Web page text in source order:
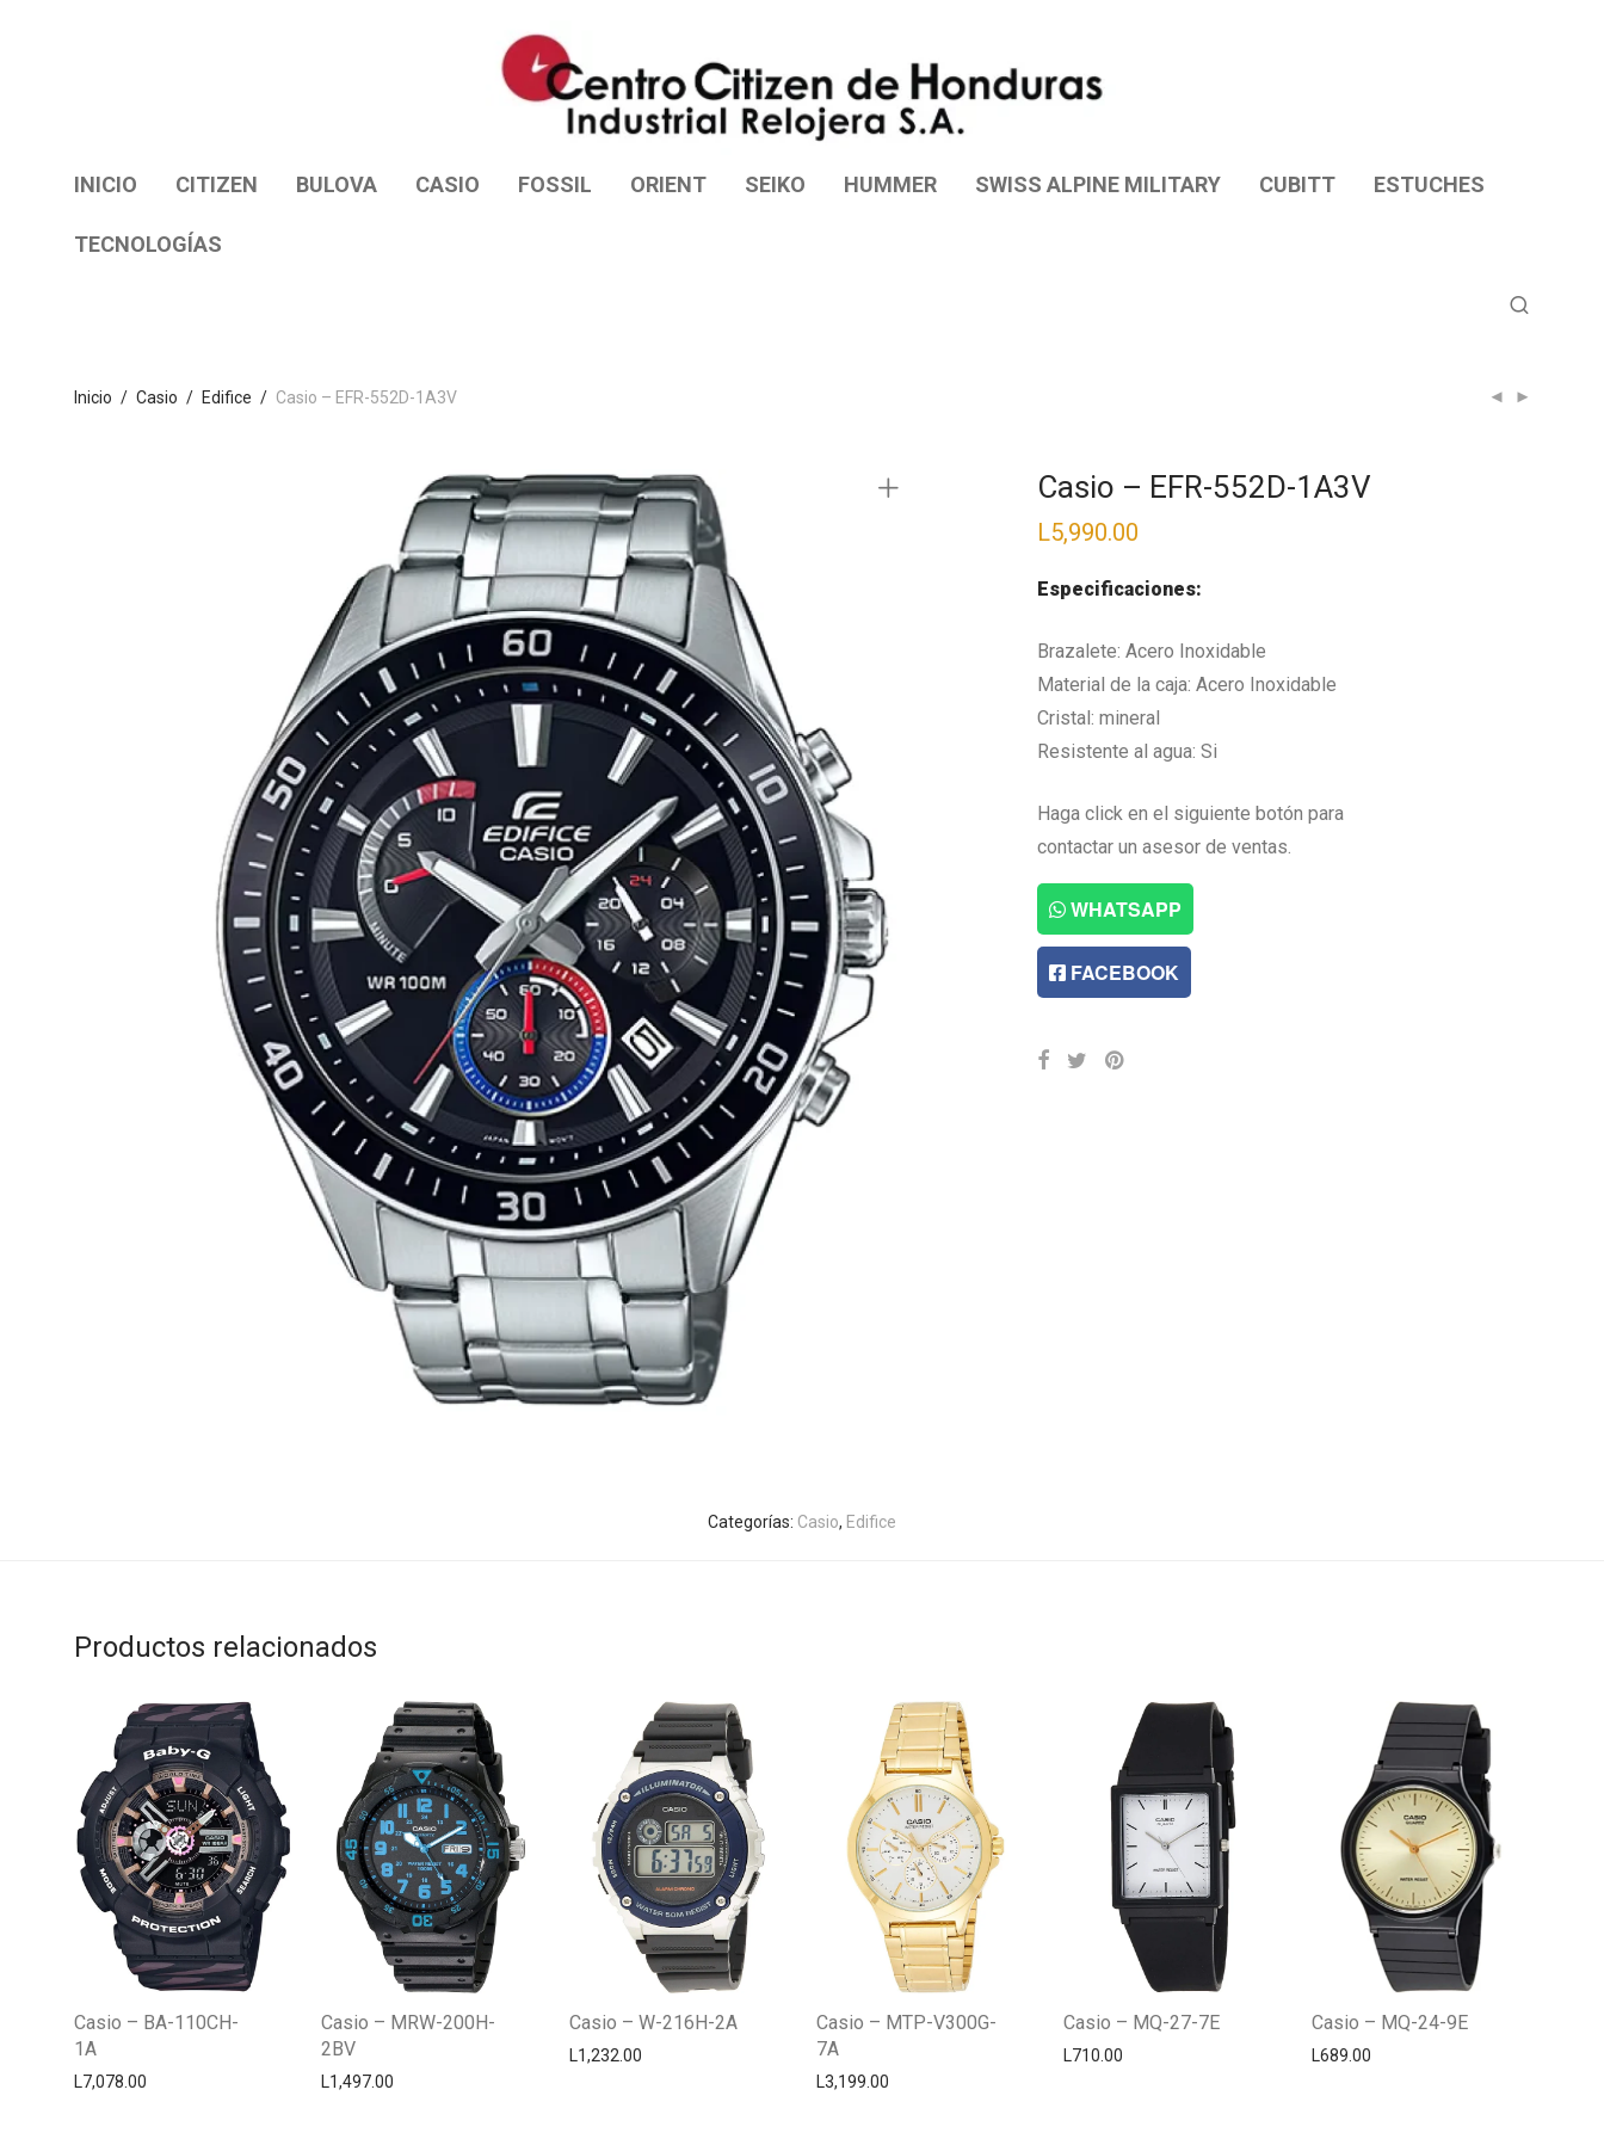
INICIO CITIZEN BULOVA CASIO FOSSIL ORIENT SEIKO HUMMER SWISS ALPINE MILITARY CUBITT ESTUCHES
TECNOLOGÍAS
Inicio / Casio / Edifice / Casio – EFR-552D-1A3V
Casio – EFR-552D-1A3V
L5,990.00
Especificaciones:
Brazalete: Acero Inoxidable
Material de la caja: Acero Inoxidable
Cristal: mineral
Resistente al agua: Si
Haga click en el siguiente botón para
contactar un asesor de ventas.
WHATSAPP
FACEBOOK
Categorías: Casio, Edifice
Productos relacionados
Casio – BA-110CH-
1A
L7,078.00
Casio – MRW-200H-
2BV
L1,497.00
Casio – W-216H-2A
L1,232.00
Casio – MTP-V300G-
7A
L3,199.00
Casio – MQ-27-7E
L710.00
Casio – MQ-24-9E
L689.00
Centro Citizen
Typically replies within a day